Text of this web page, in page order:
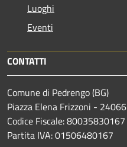
Luoghi
Eventi
CONTATTI
Comune di Pedrengo (BG)
Piazza Elena Frizzoni - 24066
Codice Fiscale: 80035830167
Partita IVA: 01506480167